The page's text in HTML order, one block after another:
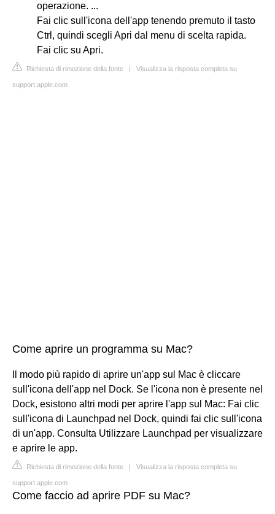
operazione. ...
Fai clic sull'icona dell'app tenendo premuto il tasto
Ctrl, quindi scegli Apri dal menu di scelta rapida.
Fai clic su Apri.
Richiesta di rimozione della fonte | Visualizza la risposta completa su
support.apple.com
Come aprire un programma su Mac?
Il modo più rapido di aprire un'app sul Mac è cliccare
sull'icona dell'app nel Dock. Se l'icona non è presente nel
Dock, esistono altri modi per aprire l'app sul Mac: Fai clic
sull'icona di Launchpad nel Dock, quindi fai clic sull'icona
di un'app. Consulta Utilizzare Launchpad per visualizzare
e aprire le app.
Richiesta di rimozione della fonte | Visualizza la risposta completa su
support.apple.com
Come faccio ad aprire PDF su Mac?